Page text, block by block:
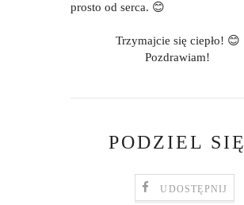
prosto od serca. 😊
Trzymajcie się ciepło! 😊
Pozdrawiam!
PODZIEL SIĘ
UDOSTĘPNIJ